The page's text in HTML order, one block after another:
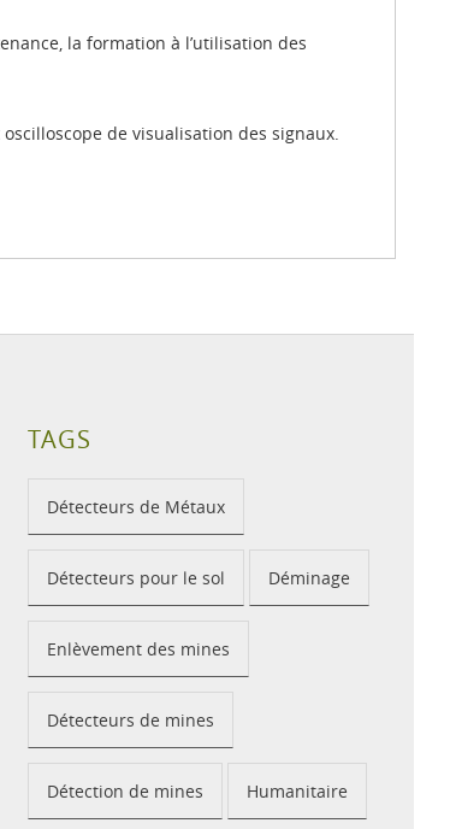
la formation à l’utilisation des
de visualisation des signaux.
TAGS
Détecteurs de Métaux
Détecteurs pour le sol Déminage
Enlèvement des mines
Détecteurs de mines
Détection de mines Humanitaire